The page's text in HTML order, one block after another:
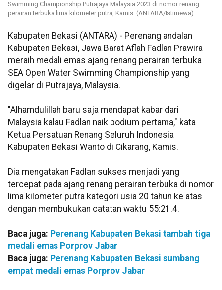
Swimming Championship Putrajaya Malaysia 2023 di nomor renang
perairan terbuka lima kilometer putra, Kamis. (ANTARA/Istimewa).
Kabupaten Bekasi (ANTARA) - Perenang andalan
Kabupaten Bekasi, Jawa Barat Aflah Fadlan Prawira
meraih medali emas ajang renang perairan terbuka
SEA Open Water Swimming Championship yang
digelar di Putrajaya, Malaysia.
"Alhamdulillah baru saja mendapat kabar dari
Malaysia kalau Fadlan naik podium pertama," kata
Ketua Persatuan Renang Seluruh Indonesia
Kabupaten Bekasi Wanto di Cikarang, Kamis.
Dia mengatakan Fadlan sukses menjadi yang
tercepat pada ajang renang perairan terbuka di nomor
lima kilometer putra kategori usia 20 tahun ke atas
dengan membukukan catatan waktu 55:21.4.
Baca juga: Perenang Kabupaten Bekasi tambah tiga
medali emas Porprov Jabar
Baca juga: Perenang Kabupaten Bekasi sumbang
empat medali emas Porprov Jabar